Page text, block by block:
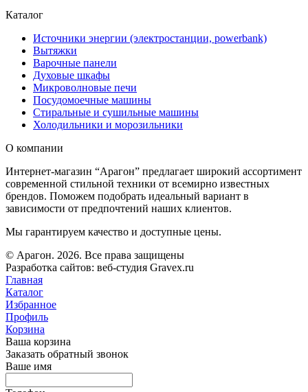
Каталог
Источники энергии (электростанции, powerbank)
Вытяжки
Варочные панели
Духовые шкафы
Микроволновые печи
Посудомоечные машины
Стиральные и сушильные машины
Холодильники и морозильники
О компании
Интернет-магазин “Арагон” предлагает широкий ассортимент
современной стильной техники от всемирно известных
брендов. Поможем подобрать идеальный вариант в
зависимости от предпочтений наших клиентов.
Мы гарантируем качество и доступные цены.
© Арагон. 2026. Все права защищены
Разработка сайтов: веб-студия Gravex.ru
Главная
Каталог
Избранное
Профиль
Корзина
Ваша корзина
Заказать обратный звонок
Ваше имя